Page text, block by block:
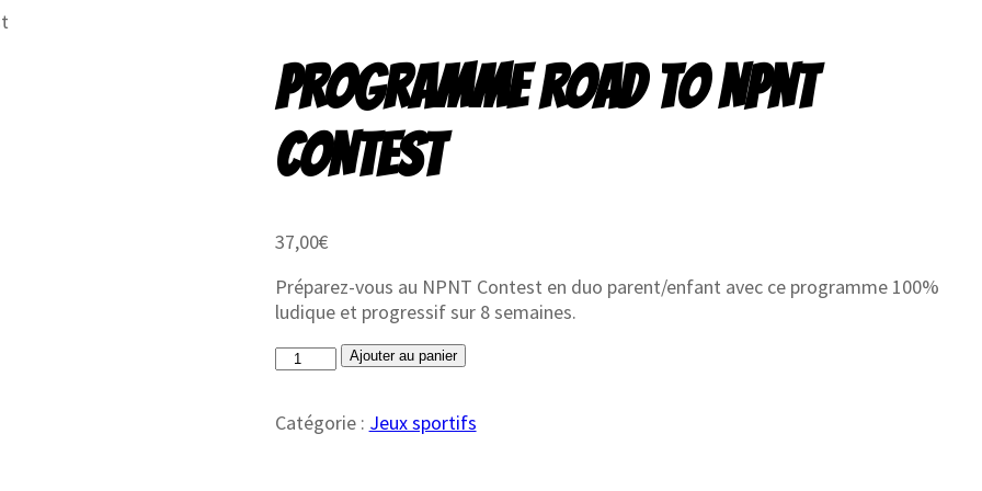
PROGRAMME ROAD TO NPNT
CONTEST
37,00€
Préparez-vous au NPNT Contest en duo parent/enfant avec ce programme 100%
ludique et progressif sur 8 semaines.
quantité
Road
Ajouter au panier
Catégorie : Jeux sportifs